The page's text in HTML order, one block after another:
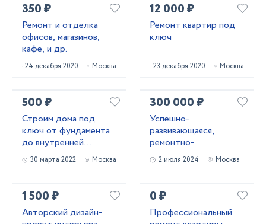
350 ₽
Ремонт и отделка
офисов, магазинов,
кафе, и др.
24 декабря 2020 Москва
12 000 ₽
Ремонт квартир под
ключ
23 декабря 2020 Москва
500 ₽
Строим дома под
ключ от фундамента
до внутренней
отделки.
30 марта 2022 Москва
300 000 ₽
Успешно-
развивающаяся,
ремонтно-
строительная
компания Брусника
2 июля 2024 Москва
1 500 ₽
Авторский дизайн-
0 ₽
Профессиональный